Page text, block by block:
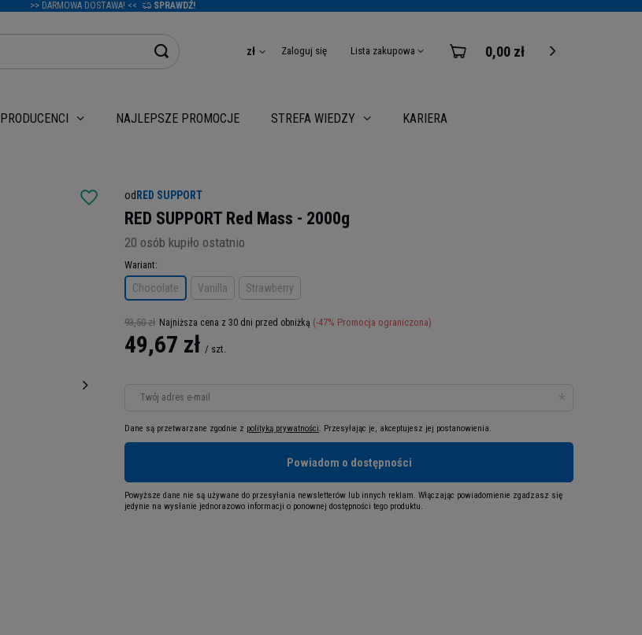
>> DARMOWA DOSTAWA! << SPRAWDŹ!
zł Zaloguj się Lista zakupowa 0,00 zł
PRODUCENCI NAJLEPSZE PROMOCJE STREFA WIEDZY KARIERA
od RED SUPPORT
RED SUPPORT Red Mass - 2000g
20 osób kupiło ostatnio
Wariant
Chocolate Vanilla Strawberry
93,50 zł Najniższa cena z 30 dni przed obniżką (-47% Promocja ograniczona)
49,67 zł / szt.
Twój adres e-mail
Dane są przetwarzane zgodnie z polityką prywatności. Przesyłając je, akceptujesz jej postanowienia.
Powiadom o dostępności
Powyższe dane nie są używane do przesyłania newsletterów lub innych reklam. Włączając powiadomienie zgadzasz się
jedynie na wysłanie jednorazowo informacji o ponownej dostępności tego produktu.